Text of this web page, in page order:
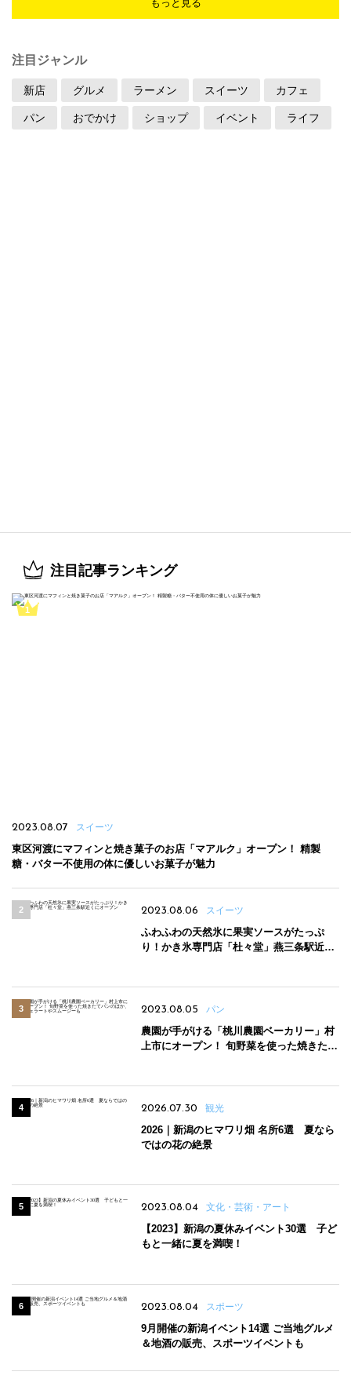
もっと見る
注目ジャンル
新店 グルメ ラーメン スイーツ カフェ
パン おでかけ ショップ イベント ライフ
注目記事ランキング
2023.08.07 スイーツ
東区河渡にマフィンと焼き菓子のお店「マアルク」オープン！ 精製
糖・バター不使用の体に優しいお菓子が魅力
2023.08.06 スイーツ
ふわふわの天然氷に果実ソースがたっぷ
り！かき氷専門店「杜々堂」燕三条駅近く
2023.08.05 パン
農園が手がける「桃川農園ベーカリー」村
上市にオープン！ 旬野菜を使った焼きたて
2026.07.30 観光
2026｜新潟のヒマワリ畑 名所6選 夏なら
ではの花の絶景
2023.08.04 文化・芸術・アート
【2023】新潟の夏休みイベント30選 子ど
もと一緒に夏を満喫！
2023.08.04 スポーツ
9月開催の新潟イベント14選 ご当地グルメ
＆地酒の販売、スポーツイベントも